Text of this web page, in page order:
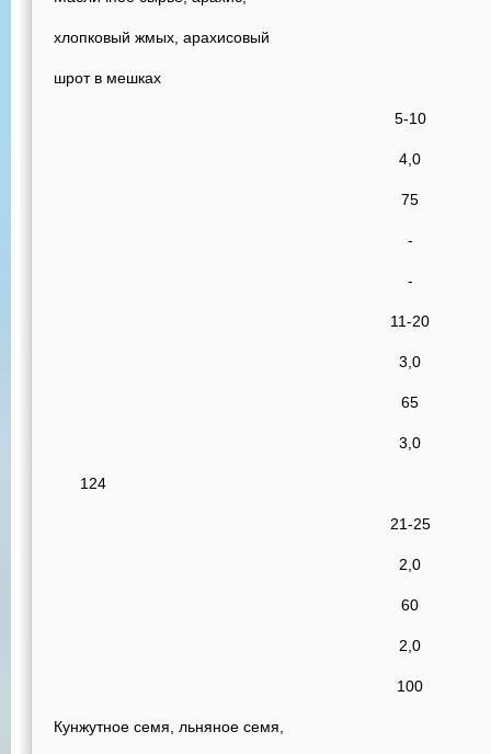
хлопковый жмых, арахисовый
шрот в мешках
5-10
4,0
75
-
-
11-20
3,0
65
3,0
124
21-25
2,0
60
2,0
100
Кунжутное семя, льняное семя,